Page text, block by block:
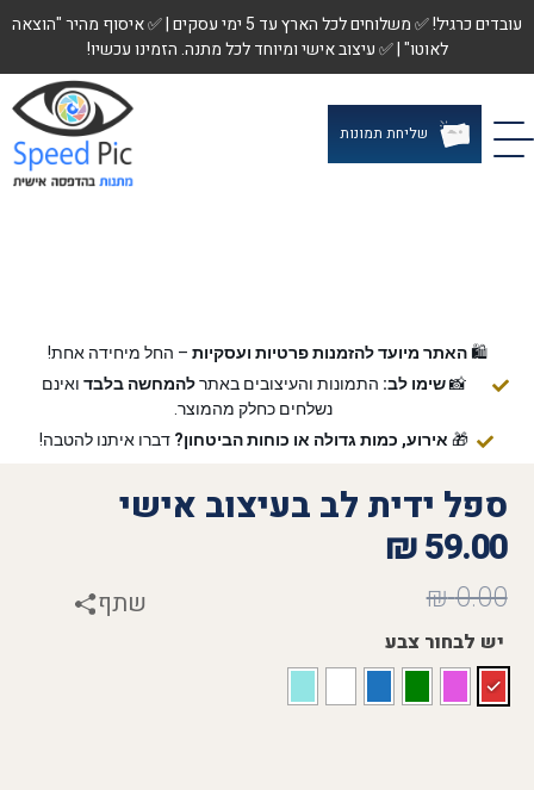
עובדים כרגיל! ✅ משלוחים לכל הארץ עד 5 ימי עסקים | ✅ איסוף מהיר "הוצאה
לאוטו" | ✅ עיצוב אישי ומיוחד לכל מתנה. הזמינו עכשיו!
שליחת תמונות
🛍️האתר מיועד להזמנות פרטיות ועסקיות – החל מיחידה אחת!
📸שימו לב: התמונות והעיצובים באתרלהמחשה בלבד ואינם
נשלחים כחלק מהמוצר.
🎁 אירוע, כמות גדולה או כוחות הביטחון? דברו איתנו להטבה!
ספל ידית לב בעיצוב אישי
59.00
₪
0.00
₪ שתף
יש לבחור צבע